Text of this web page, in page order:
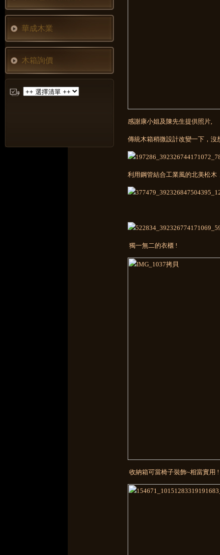
華成木業
木箱詢價
感謝康小姐及陳先生提供照片,
傳統木箱稍微設計改變一下，
利用鋼管結合工業風的北美松
獨一無二的衣櫃 !
收納箱可當椅子裝飾~相當實用 !